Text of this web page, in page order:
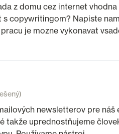
z domu cez internet vhodna
copywritingom? Napiste
je mozne vykonavat
newsletterov pre náš
takže uprednostňujeme